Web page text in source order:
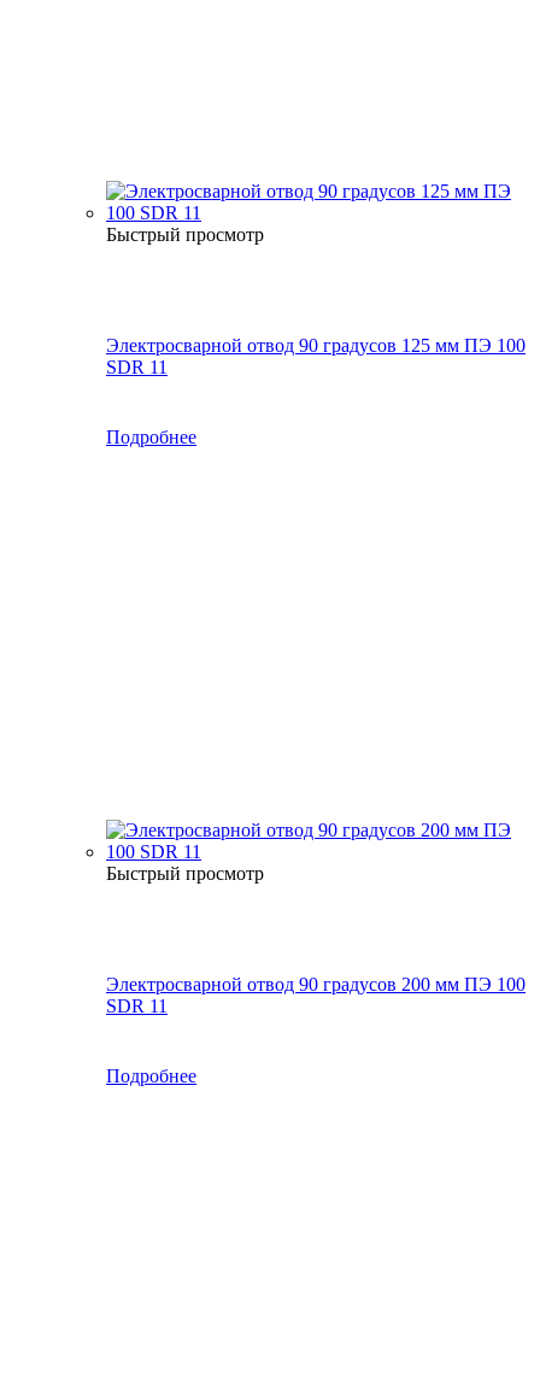
Быстрый просмотр
Электросварной отвод 90 градусов 125 мм ПЭ 100
SDR 11
Подробнее
Быстрый просмотр
Электросварной отвод 90 градусов 200 мм ПЭ 100
SDR 11
Подробнее